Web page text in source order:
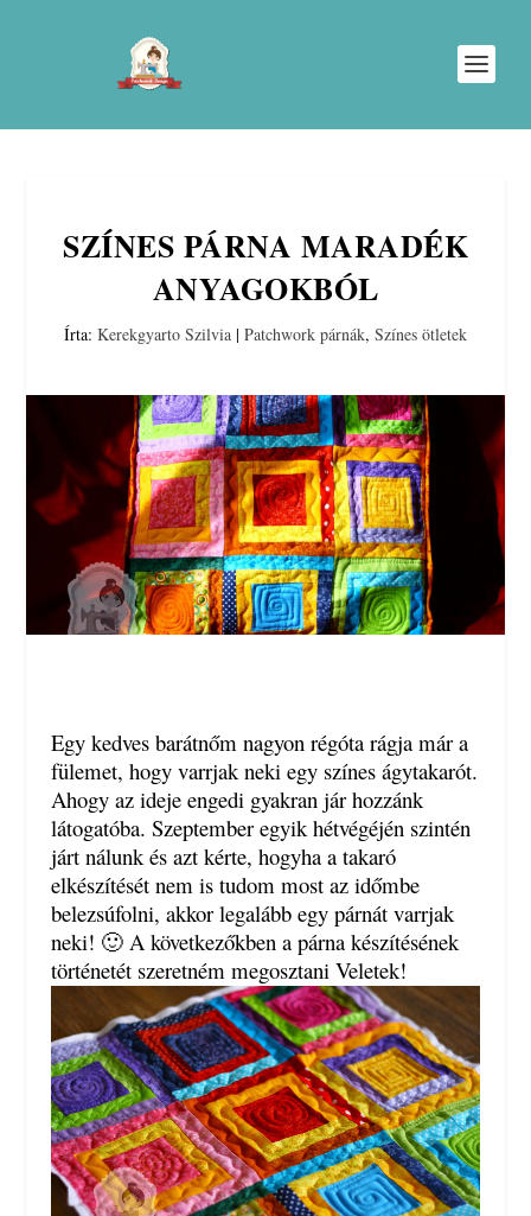
SZÍNES PÁRNA MARADÉK
ANYAGOKBÓL
Írta: Kerekgyarto Szilvia | Patchwork párnák, Színes ötletek
Egy kedves barátnőm nagyon régóta rágja már a
fülemet, hogy varrjak neki egy színes ágytakarót.
Ahogy az ideje engedi gyakran jár hozzánk
látogatóba. Szeptember egyik hétvégéjén szintén
járt nálunk és azt kérte, hogyha a takaró
elkészítését nem is tudom most az időmbe
belezsúfolni, akkor legalább egy párnát varrjak
neki! 🙂 A következőkben a párna készítésének
történetét szeretném megosztani Veletek!